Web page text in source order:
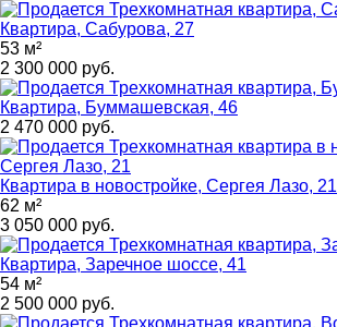
Квартира, Сабурова, 27
53 м²
2 300 000 руб.
Квартира, Буммашевская, 46
2 470 000 руб.
Квартира в новостройке, Сергея Лазо, 21
62 м²
3 050 000 руб.
Квартира, Заречное шоссе, 41
54 м²
2 500 000 руб.